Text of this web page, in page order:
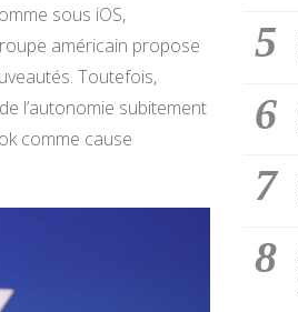
sous iOS,
américain propose
Toutefois,
l’autonomie subitement
comme cause